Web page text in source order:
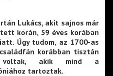
Lukács, akit sajnos már
korán, 59 éves korában
Úgy tudom, az 1700-as
korábban tisztán
voltak, akik mind a
tartoztak.